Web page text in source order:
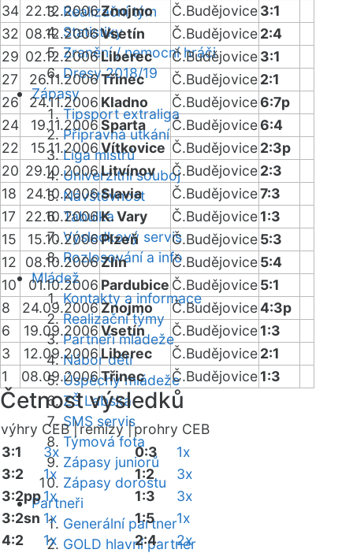
Realizační tým
Statistiky
Zranění / nemocní hráči
Dresy 2018/19
Zápasy
Tipsport extraliga
Přípravná utkání
Liga mistrů
Univerzitní souboj
Návštěvnost
Tabulka
Výsledkový servis
Rozlosování a info
Mládež
Kontakty a informace
Realizační týmy
Partneři mládeže
Nábor dětí
Úspěchy mládeže
ZŠ Labská
SMS servis
Týmová fota
Zápasy juniorů
Zápasy dorostu
Partneři
Generální partner
GOLD hlavní partner
34 22.12.2006Znojmo Č.Budějovice3:1
32 08.12.2006Vsetín Č.Budějovice2:4
29 02.12.2006Liberec Č.Budějovice3:1
27
26.11.2006Třinec Č.Budějovice2:1
26
24.11.2006 Kladno Č.Budějovice6:7p
24
19.11.2006Sparta Č.Budějovice6:4
22
15.11.2006Vítkovice Č.Budějovice2:3p
20 29.10.2006Litvínov Č.Budějovice2:3
18
24.10.2006Slavia Č.Budějovice7:3
17
22.10.2006K. Vary Č.Budějovice1:3
15
15.10.2006Plzeň Č.Budějovice5:3
12
08.10.2006Zlín Č.Budějovice5:4
10
01.10.2006 Pardubice Č.Budějovice5:1
8
24.09.2006Znojmo Č.Budějovice4:3p
6
19.09.2006Vsetín Č.Budějovice1:3
3
12.09.2006 Liberec Č.Budějovice2:1
1
08.09.2006Třinec Č.Budějovice1:3
Četnost výsledků
výhry CEB |remízy |prohry CEB
3:1
3x
3:2
1x
3:2pp1x
3:2sn 1x
4:2
1x
0:3
1x
1:2
3x
1:3
3x
1:5
1x
2:4
2x